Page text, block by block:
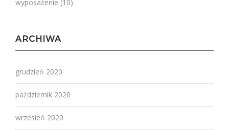
wyposażenie (10)
ARCHIWA
grudzień 2020
październik 2020
wrzesień 2020